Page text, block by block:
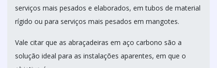
serviços mais pesados e elaborados, em tubos de material
rígido ou para serviços mais pesados em mangotes.
Vale citar que as abraçadeiras em aço carbono são a
solução ideal para as instalações aparentes, em que o